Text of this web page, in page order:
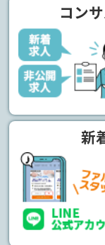
コン
新